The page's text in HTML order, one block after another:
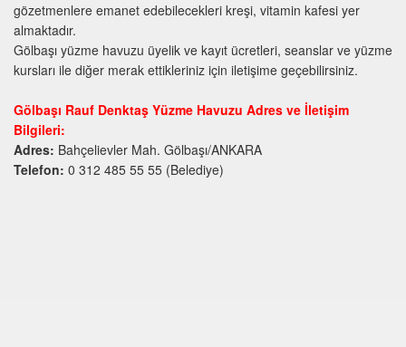
gözetmenlere emanet edebilecekleri kreşi, vitamin kafesi yer
almaktadır.
Gölbaşı yüzme havuzu üyelik ve kayıt ücretleri, seanslar ve yüzme
kursları ile diğer merak ettikleriniz için iletişime geçebilirsiniz.
Gölbaşı Rauf Denktaş Yüzme Havuzu Adres ve İletişim
Bilgileri:
Adres: Bahçelievler Mah. Gölbaşı/ANKARA
Telefon: 0 312 485 55 55 (Belediye)